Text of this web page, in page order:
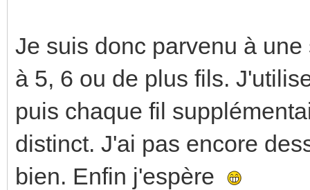
Je suis donc parvenu à
à 5, 6 ou de plus fils.
puis chaque fil
distinct. J'ai pas encore
bien. Enfin j'espère